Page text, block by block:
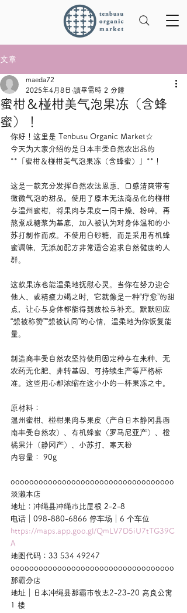
文章
蜜柑＆椪柑美气泡果冻（含蜂
蜜）！
maeda72
2025年4月8日 讀畢需時 2 分鐘
你好！这里是 Tenbusu Organic Market☆
今天为大家介绍的是日本丰受自然农出品的
**「蜜柑＆椪柑美气泡果冻（含蜂蜜）」**！
这是一款充分发挥自然农法恩惠、口感清爽带有
微微气泡的甜品。使用了原本无法商品化的椪柑
与温州蜜柑，将果肉与果皮一同干燥、粉碎，再
熬煮成糖浆为基底，加入被认为对身体温和的小
苏打制作而成。不使用白砂糖，而是采用有机蜂
蜜调味，无添加配方非常适合追求自然健康的人
群。
这款果冻也能温柔地抚慰心灵。当你在努力迎合
他人、或精疲力竭之时，它就像是一种“疗愈”的甜
点，让心与身体都能得到放松与补充。默默回应
“想被称赞”“想被认同”的心情，温柔地为你恢复能
量。
制造商丰受自然农坚持使用固定种与在来种、无
农药无化肥、非转基因、可持续生产等严格标
准。这些用心都浓缩在这小小的一杯果冻之中。
原材料：
温州蜜柑、椪柑果肉与果皮（产自日本静冈县函
南丰受自然农）、有机蜂蜜（罗马尼亚产）、橙
橘果汁（静冈产）、小苏打、寒天粉
内容量： 90g
ooooooooooooooooooooooooooooooooooo
淡濑本店
地址：冲绳县冲绳市比屋根 2-2-8
电话｜098-880-6866 停车场｜6 个车位
https://maps.app.goo.gl/QmLV7D5iU7tTG39C
A
地图代码：33 534 49247
ooooooooooooooooooooooooooooooooooo
那霸分店
地址｜日本冲绳县那霸市牧志2-23-20 高良公寓
1 楼